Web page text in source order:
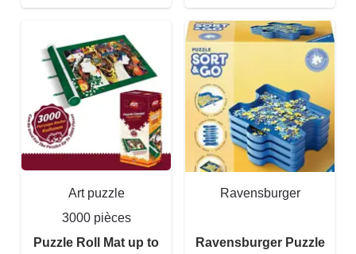
Art puzzle
3000 pièces
Puzzle Roll Mat up to
Ravensburger
Ravensburger Puzzle